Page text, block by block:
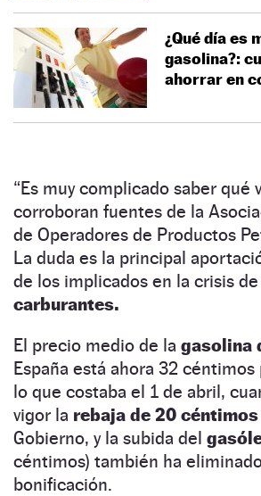
¿Qué día es
gasolina?:
ahorrar en
“Es muy complicado saber qué
corroboran fuentes de la
de Operadores de Productos
La duda es la principal
de los implicados en la crisis de
carburantes.
El precio medio de la gasolina
España está ahora 32
lo que costaba el 1 de abril,
vigor la rebaja de 20 céntimos
Gobierno, y la subida del
céntimos) también ha
bonificación.